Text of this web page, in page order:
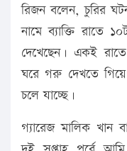
রিজন বলেন, চুরির
নামে ব্যাক্তি রাতে
দেখেছেন। একই
ঘরে গরু দেখতে
চলে যাচ্ছে।
গ্যারেজ মালিক খান